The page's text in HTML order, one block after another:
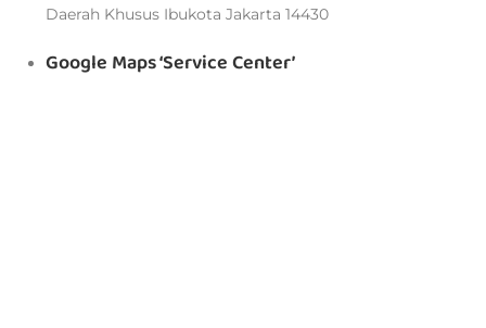
Daerah Khusus Ibukota Jakarta 14430
Google Maps ‘Service Center’